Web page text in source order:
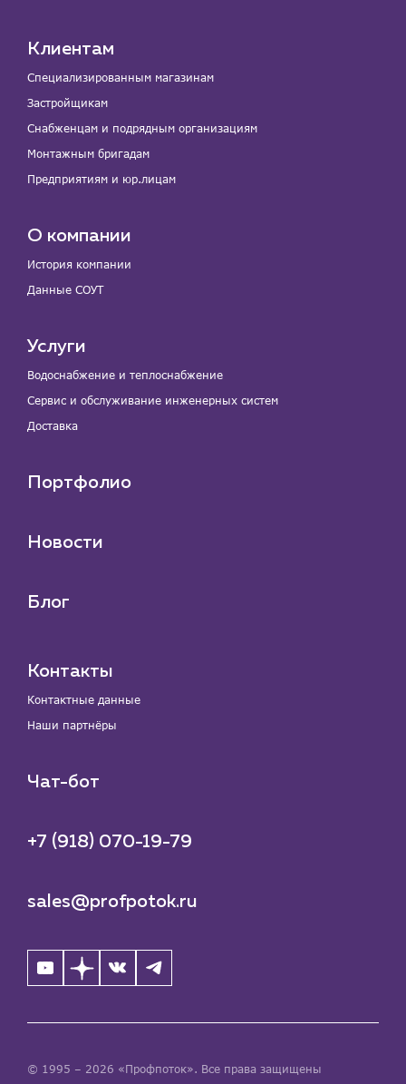
Клиентам
Специализированным магазинам
Застройщикам
Снабженцам и подрядным организациям
Монтажным бригадам
Предприятиям и юр.лицам
О компании
История компании
Данные СОУТ
Услуги
Водоснабжение и теплоснабжение
Сервис и обслуживание инженерных систем
Доставка
Портфолио
Новости
Блог
Контакты
Контактные данные
Наши партнёры
Чат-бот
+7 (918) 070-19-79
sales@profpotok.ru
© 1995 – 2026 «Профпоток». Все права защищены